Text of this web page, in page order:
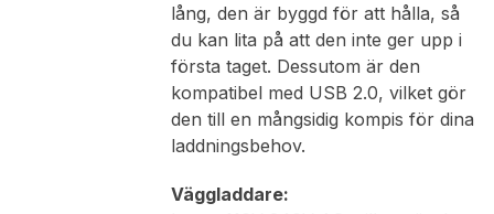
lång, den är byggd för att hålla, så
du kan lita på att den inte ger upp i
första taget. Dessutom är den
kompatibel med USB 2.0, vilket gör
den till en mångsidig kompis för dina
laddningsbehov.
Väggladdare: